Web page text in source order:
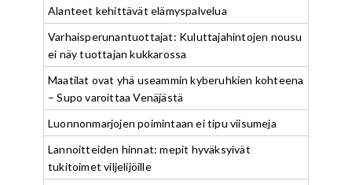
Alanteet kehittävät elämyspalvelua
Varhaisperunantuottajat: Kuluttajahintojen nousu
ei näy tuottajan kukkarossa
Maatilat ovat yhä useammin kyberuhkien kohteena
– Supo varoittaa Venäjästä
Luonnonmarjojen poimintaan ei tipu viisumeja
Lannoitteiden hinnat: mepit hyväksyivät
tukitoimet viljelijöille